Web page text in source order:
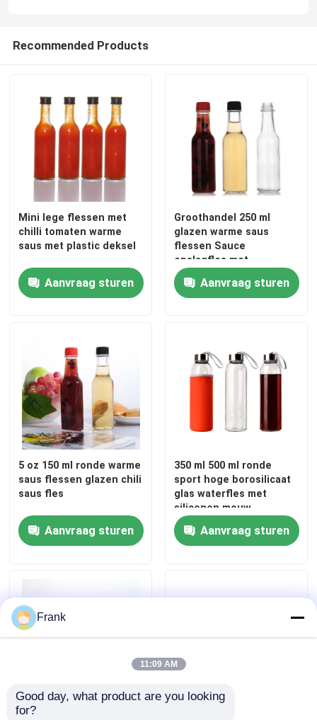
Fabrieksreis
Kwaliteitscontrole
Contacteer ons
glaskruiken
Glasbekers
Fleskap van pot
Huishoudelijk glaswerk
Recommended Products
Mini lege flessen met
chilli tomaten warme
saus met plastic deksel
Aanvraag sturen
Groothandel 250 ml
glazen warme saus
flessen Sauce
opslagfles met
lekkagebestendige
Twist off Cap
Aanvraag sturen
5 oz 150 ml ronde warme
saus flessen glazen chili
saus fles
Aanvraag sturen
350 ml 500 ml ronde
sport hoge borosilicaat
glas waterfles met
siliconen mouw
Aanvraag sturen
Leeg Honingfles Glas
Frank
11:09 AM
Good day, what product are you looking
for?